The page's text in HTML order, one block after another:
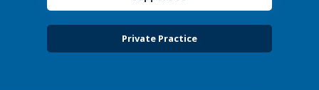
Private Practice